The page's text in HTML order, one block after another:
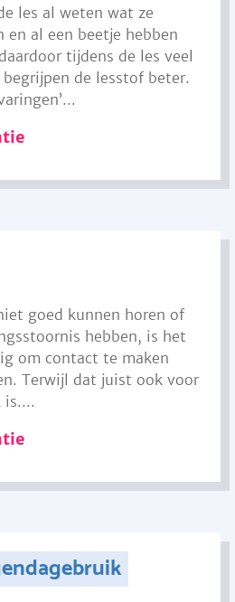
les al weten wat ze
en al een beetje hebben
tijdens de les veel
de lesstof beter.
goed kunnen horen of
hebben, is het
om contact te maken
Terwijl dat juist ook voor
is....